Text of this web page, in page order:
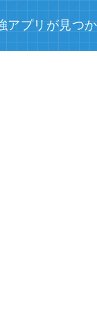
アプリが見つ